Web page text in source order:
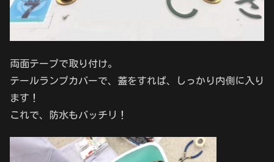
両面テープで取り付け。
テールランプカバーで、蓋をすれば、しっかり内側に入り
ます！
これで、防水もバッチリ！